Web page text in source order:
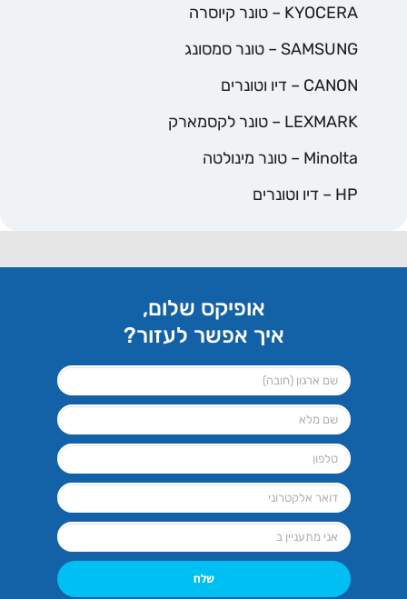
KYOCERA – טונר קיוסרה
SAMSUNG – טונר סמסונג
CANON – דיו וטונרים
LEXMARK – טונר לקסמארק
Minolta – טונר מינולטה
HP – דיו וטונרים
אופיקס שלום,
איך אפשר לעזור?
שלח